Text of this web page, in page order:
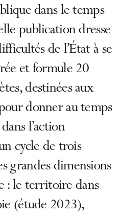
dans le temps
publication dresse
de l’État à se
et formule 20
destinées aux
donner au temps
l’action
cycle de trois
grandes dimensions
: le territoire dans
(étude 2023),